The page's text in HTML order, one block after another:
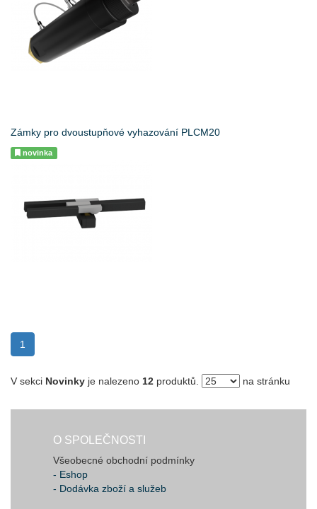
Zámky pro dvoustupňové vyhazování PLCM20
novinka
1
V sekci Novinky je nalezeno 12 produktů. na stránku
O SPOLEČNOSTI
Všeobecné obchodní podmínky
- Eshop
- Dodávka zboží a služeb